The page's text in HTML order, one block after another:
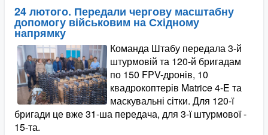
24 лютого. Передали чергову масштабну
допомогу військовим на Східному
напрямку
Команда Штабу передала 3-й
штурмовій та 120-й бригадам
по 150 FPV-дронів, 10
квадрокоптерів Matrice 4-E та
маскувальні сітки. Для 120-ї
бригади це вже 31-ша передача, для 3-ї штурмової -
15-та.